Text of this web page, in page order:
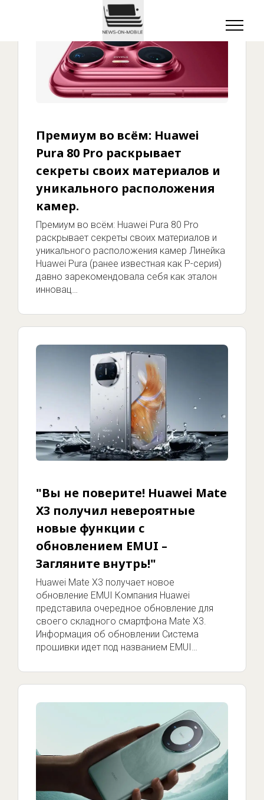
Премиум во всём: Huawei
Pura 80 Pro раскрывает
секреты своих материалов и
уникального расположения
камер.
Премиум во всём: Huawei Pura 80 Pro
раскрывает секреты своих материалов и
уникального расположения камер Линейка
Huawei Pura (ранее известная как P-серия)
давно зарекомендовала себя как эталон
инновац…
"Вы не поверите! Huawei Mate
X3 получил невероятные
новые функции с
обновлением EMUI –
Загляните внутрь!"
Huawei Mate X3 получает новое
обновление EMUI Компания Huawei
представила очередное обновление для
своего складного смартфона Mate X3.
Информация об обновлении Система
прошивки идет под названием EMUI…